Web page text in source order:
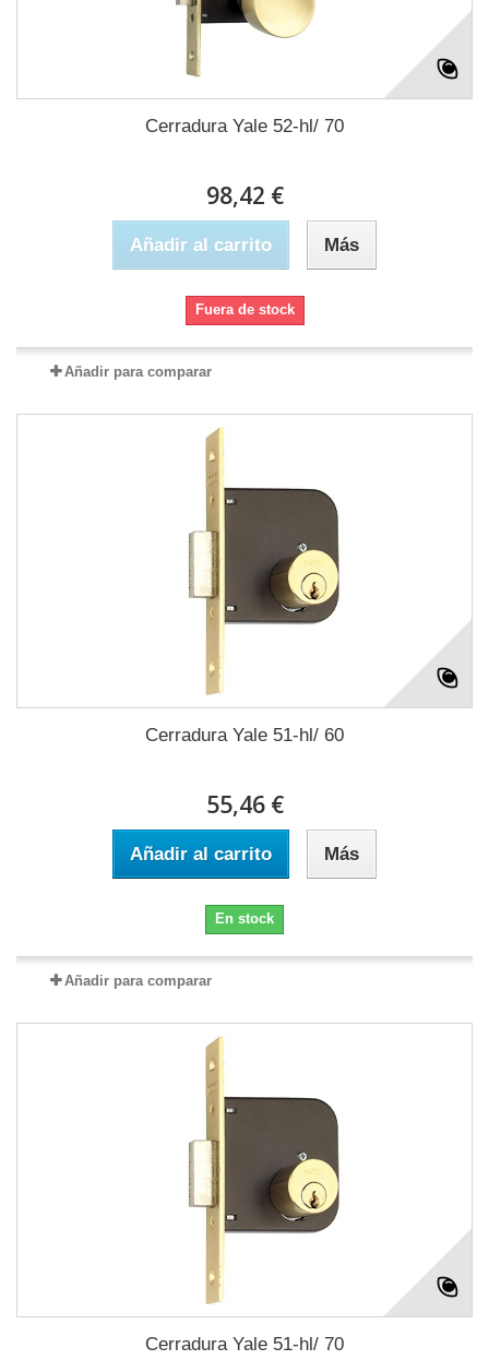
Cerradura Yale 52-hl/ 70
98,42 €
Añadir al carrito Más
Fuera de stock
Añadir para comparar
Cerradura Yale 51-hl/ 60
55,46 €
Añadir al carrito Más
En stock
Añadir para comparar
Cerradura Yale 51-hl/ 70